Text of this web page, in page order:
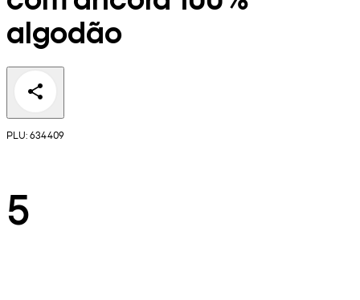
algodão
PLU: 634409
5